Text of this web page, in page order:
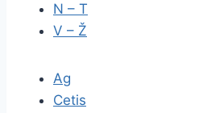
N – T
V – Ž
Ag
Cetis